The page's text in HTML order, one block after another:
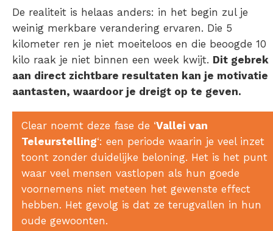
De realiteit is helaas anders: in het begin zul je
weinig merkbare verandering ervaren. Die 5
kilometer ren je niet moeiteloos en die beoogde 10
kilo raak je niet binnen een week kwijt. Dit gebrek
aan direct zichtbare resultaten kan je motivatie
aantasten, waardoor je dreigt op te geven.
Clear noemt deze fase de ‘Vallei van
Teleurstelling‘: een periode waarin je veel inzet
toont zonder duidelijke beloning. Het is het punt
waar veel mensen vastlopen als hun goede
voornemens niet meteen het gewenste effect
hebben. Het gevolg is dat ze terugvallen in hun
oude gewoonten.